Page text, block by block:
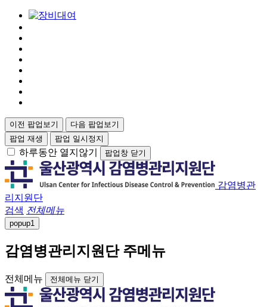
이전 팝업보기
다음 팝업보기
팝업 재생
팝업 일시정지
하루동안 열지않기 팝업창 닫기
감염병관
리지원단
검색 전체메뉴
popup1
감염병관리지원단 주메뉴
전체메뉴 전체메뉴 닫기